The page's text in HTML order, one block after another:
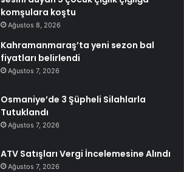
komşulara koştu
Ağustos 8, 2026
Kahramanmaraş’ta yeni sezon bal
fiyatları belirlendi
Ağustos 7, 2026
Osmaniye’de 3 Şüpheli Silahlarla
Tutuklandı
Ağustos 7, 2026
ATV Satışları Vergi İncelemesine Alındı
Ağustos 7, 2026